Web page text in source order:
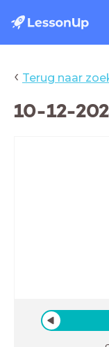
‹ Terug naar
10-12-